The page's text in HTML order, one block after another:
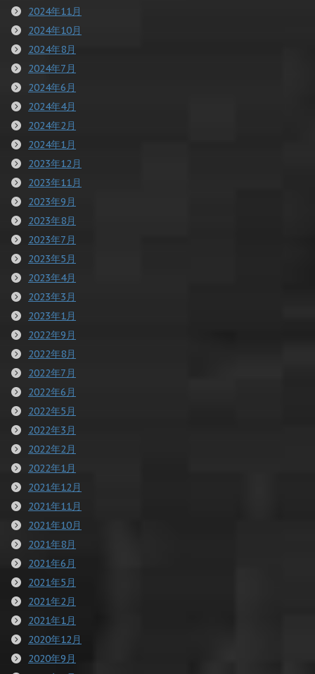
2024年11月
2024年10月
2024年8月
2024年7月
2024年6月
2024年4月
2024年2月
2024年1月
2023年12月
2023年11月
2023年9月
2023年8月
2023年7月
2023年5月
2023年4月
2023年3月
2023年1月
2022年9月
2022年8月
2022年7月
2022年6月
2022年5月
2022年3月
2022年2月
2022年1月
2021年12月
2021年11月
2021年10月
2021年8月
2021年6月
2021年5月
2021年2月
2021年1月
2020年12月
2020年9月